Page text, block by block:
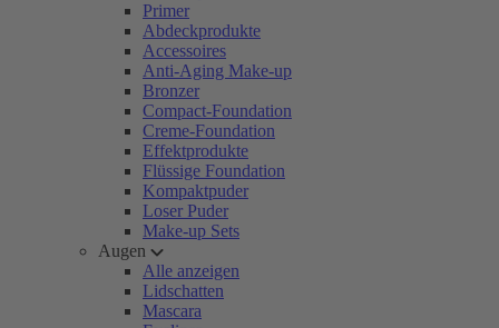
Primer
Abdeckprodukte
Accessoires
Anti-Aging Make-up
Bronzer
Compact-Foundation
Creme-Foundation
Effektprodukte
Flüssige Foundation
Kompaktpuder
Loser Puder
Make-up Sets
Augen
Alle anzeigen
Lidschatten
Mascara